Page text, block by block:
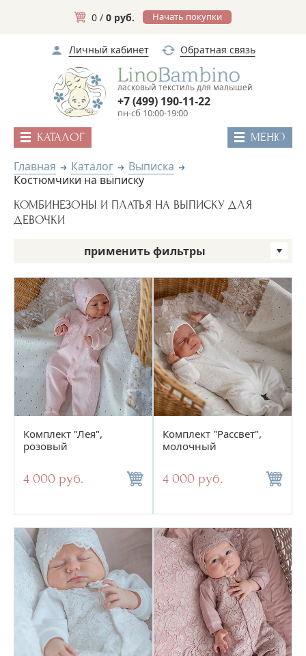
0 / 0 руб. Начать покупки
Личный кабинет Обратная связь
ласковый текстиль для малышей
пн-сб 10:00-19:00
+7 (499) 190-11-22
КАТАЛОГ МЕНЮ
Главная Каталог
Выписка
Костюмчики на выписку
КОМБИНЕЗОНЫ И ПЛАТЬЯ НА ВЫПИСКУ ДЛЯ
ДЕВОЧКИ
применить фильтры
Бренд Пол
Сортировать по: Цене
Новинкам Скидкам
по 15
Комплект "Лея",
розовый
4 000 руб.
Комплект "Рассвет",
молочный
4 000 руб.